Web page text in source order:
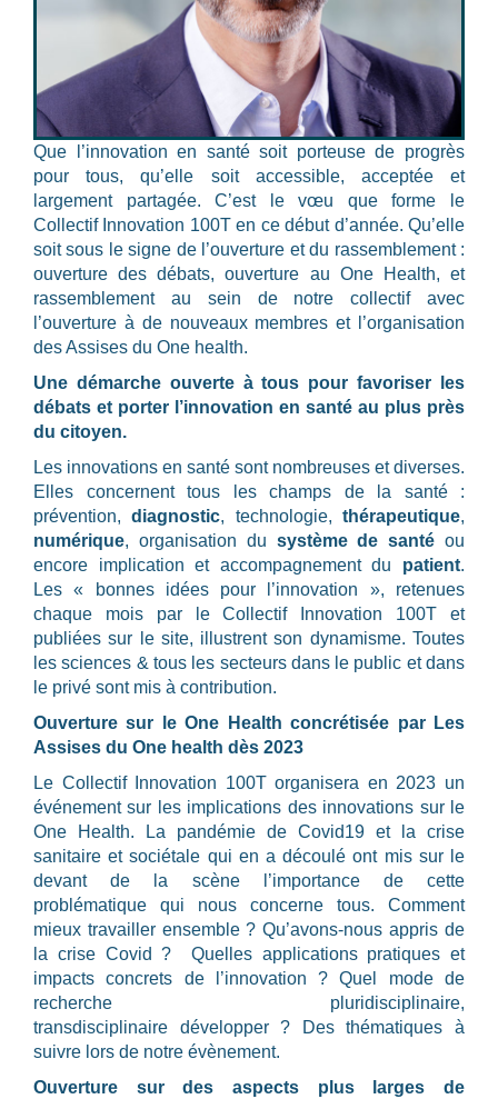
Que l’innovation en santé soit porteuse de progrès
pour tous, qu’elle soit accessible, acceptée et
largement partagée. C’est le vœu que forme le
Collectif Innovation 100T en ce début d’année. Qu’elle
soit sous le signe de l’ouverture et du rassemblement :
ouverture des débats, ouverture au One Health, et
rassemblement au sein de notre collectif avec
l’ouverture à de nouveaux membres et l’organisation
des Assises du One health.
Une démarche ouverte à tous pour favoriser les
débats et porter l’innovation en santé au plus près
du citoyen.
Les innovations en santé sont nombreuses et diverses.
Elles concernent tous les champs de la santé :
prévention,diagnostic, technologie,thérapeutique,
numérique, organisation du système de santé ou
encore implication et accompagnement du patient.
Les « bonnes idées pour l’innovation », retenues
chaque mois par le Collectif Innovation 100T et
publiées sur le site, illustrent son dynamisme. Toutes
les sciences & tous les secteurs dans le public et dans
le privé sont mis à contribution.
Ouverture sur le One Health concrétisée par Les
Assises du One health dès 2023
Le Collectif Innovation 100T organisera en 2023 un
événement sur les implications des innovations sur le
One Health. La pandémie de Covid19 et la crise
sanitaire et sociétale qui en a découlé ont mis sur le
devant de la scène l’importance de cette
problématique qui nous concerne tous. Comment
mieux travailler ensemble ? Qu’avons-nous appris de
la crise Covid ? Quelles applications pratiques et
impacts concrets de l’innovation ? Quel mode de
recherche pluridisciplinaire,
transdisciplinaire développer ? Des thématiques à
suivre lors de notre évènement.
Ouverture sur des aspects plus larges de